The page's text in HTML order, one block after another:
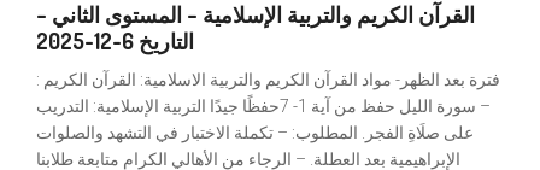
القرآن الكريم والتربية الإسلامية – المستوى الثاني –
التاريخ 6-12-2025
فترة بعد الظهر- مواد القرآن الكريم والتربية الاسلامية: القرآن الكريم :
– سورة الليل حفظ من آية 1- 7حفظًا جيدًا التربية الإسلامية: التدريب
على صلَاةِ الفجر. المطلوب: – تكملة الاختبار في التشهد والصلوات
الإبراهيمية بعد العطلة. – الرجاء من الأهالي الكرام متابعة طلابنا